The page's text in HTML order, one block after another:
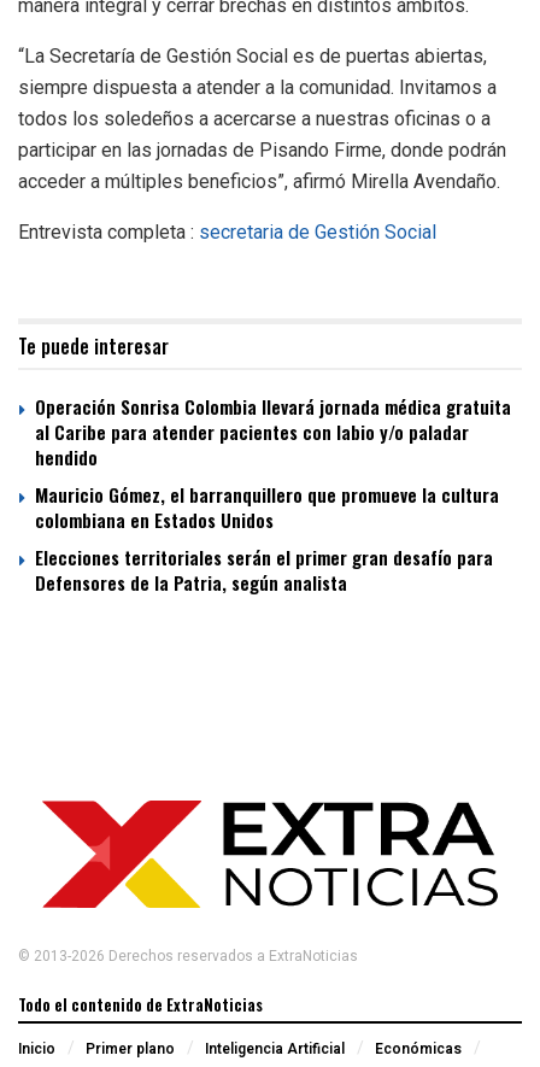
manera integral y cerrar brechas en distintos ámbitos.
“La Secretaría de Gestión Social es de puertas abiertas,
siempre dispuesta a atender a la comunidad. Invitamos a
todos los soledeños a acercarse a nuestras oficinas o a
participar en las jornadas de Pisando Firme, donde podrán
acceder a múltiples beneficios”, afirmó Mirella Avendaño.
Entrevista completa : secretaria de Gestión Social
Te puede interesar
Operación Sonrisa Colombia llevará jornada médica gratuita
al Caribe para atender pacientes con labio y/o paladar
hendido
Mauricio Gómez, el barranquillero que promueve la cultura
colombiana en Estados Unidos
Elecciones territoriales serán el primer gran desafío para
Defensores de la Patria, según analista
© 2013-2026 Derechos reservados a ExtraNoticias
Todo el contenido de ExtraNoticias
Inicio Primer plano Inteligencia Artificial
Económicas